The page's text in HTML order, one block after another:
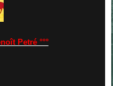
Petré °°°